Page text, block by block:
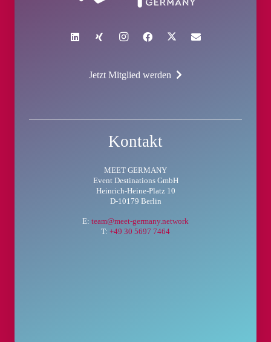
Jetzt Mitglied werden
Kontakt
MEET GERMANY
Event Destinations GmbH
Heinrich-Heine-Platz 10
D-10179 Berlin
E: team@meet-germany.network
T: +49 30 5697 7464